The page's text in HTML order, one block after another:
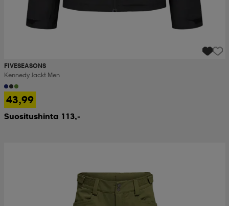
FIVESEASONS
Kennedy Jackt Men
43,99
Suositushinta 113,-